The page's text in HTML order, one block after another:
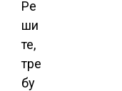
Ре
ши
те,
тре
бу